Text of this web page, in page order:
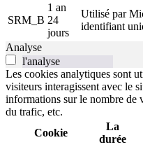
SRM_B
1 an
24
jours
Utilisé par
identifiant
Analyse
l'analyse
Les cookies analytiques sont
visiteurs interagissent avec le
informations sur le nombre de
du trafic, etc.
Cookie
La
durée